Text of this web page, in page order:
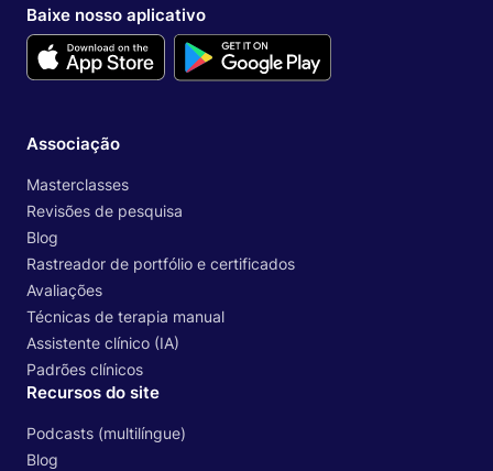
Baixe nosso aplicativo
Associação
Masterclasses
Revisões de pesquisa
Blog
Rastreador de portfólio e certificados
Avaliações
Técnicas de terapia manual
Assistente clínico (IA)
Padrões clínicos
Recursos do site
Podcasts (multilíngue)
Blog